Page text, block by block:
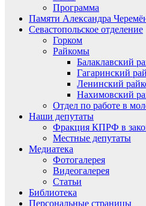
Программа
Памяти Александра
Севастопольское отделение
Горком
Райкомы
Балаклавский
Гагаринский
Ленинский
Нахимовский
Отдел по работе в
Наши депутаты
Фракция КПРФ в
Местные депутаты
Медиатека
Фотогалерея
Видеогалерея
Статьи
Библиотека
Персональные страницы